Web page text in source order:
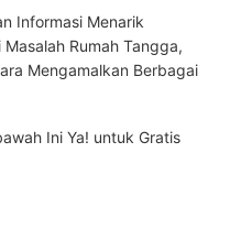
Informasi Menarik
Rumah Tangga,
Mengamalkan Berbagai
Ini Ya! untuk Gratis